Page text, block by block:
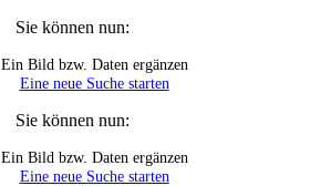
Sie können nun:
Ein Bild bzw. Daten ergänzen
Eine neue Suche starten
Sie können nun:
Ein Bild bzw. Daten ergänzen
Eine neue Suche starten